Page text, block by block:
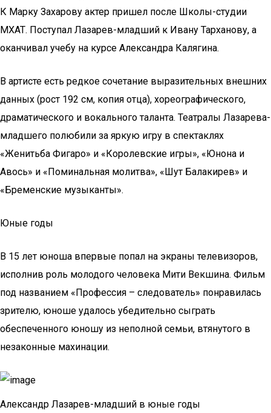
К Марку Захарову актер пришел после Школы-студии
МХАТ. Поступал Лазарев-младший к Ивану Тарханову, а
оканчивал учебу на курсе Александра Калягина.
В артисте есть редкое сочетание выразительных внешних
данных (рост 192 см, копия отца), хореографического,
драматического и вокального таланта. Театралы Лазарева-
младшего полюбили за яркую игру в спектаклях
«Женитьба Фигаро» и «Королевские игры», «Юнона и
Авось» и «Поминальная молитва», «Шут Балакирев» и
«Бременские музыканты».
Юные годы
В 15 лет юноша впервые попал на экраны телевизоров,
исполнив роль молодого человека Мити Векшина. Фильм
под названием «Профессия – следователь» понравилась
зрителю, юноше удалось убедительно сыграть
обеспеченного юношу из неполной семьи, втянутого в
незаконные махинации.
Александр Лазарев-младший в юные годы